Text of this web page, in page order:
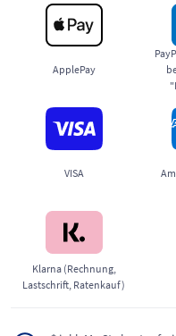
ApplePay
VISA
Klarna (Rechnung,
Lastschrift, Ratenkauf)